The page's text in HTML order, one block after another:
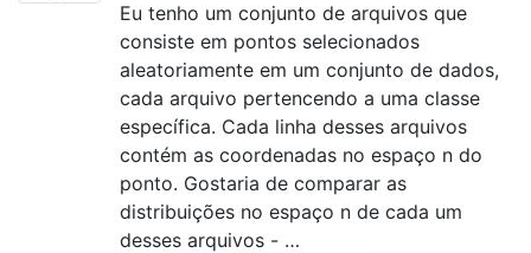
Eu tenho um conjunto de arquivos que
consiste em pontos selecionados
aleatoriamente em um conjunto de dados,
cada arquivo pertencendo a uma classe
específica. Cada linha desses arquivos
contém as coordenadas no espaço n do
ponto. Gostaria de comparar as
distribuições no espaço n de cada um
desses arquivos - …